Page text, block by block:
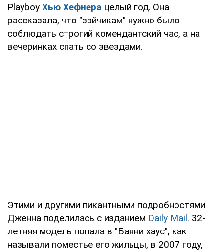
Playboy Хью Хефнера целый год. Она
рассказала, что "зайчикам" нужно было
соблюдать строгий комендантский час, а на
вечеринках спать со звездами.
Этими и другими пикантными подробностями
Дженна поделилась с изданием Daily Mail. 32-
летняя модель попала в "Банни хаус", как
называли поместье его жильцы, в 2007 году,